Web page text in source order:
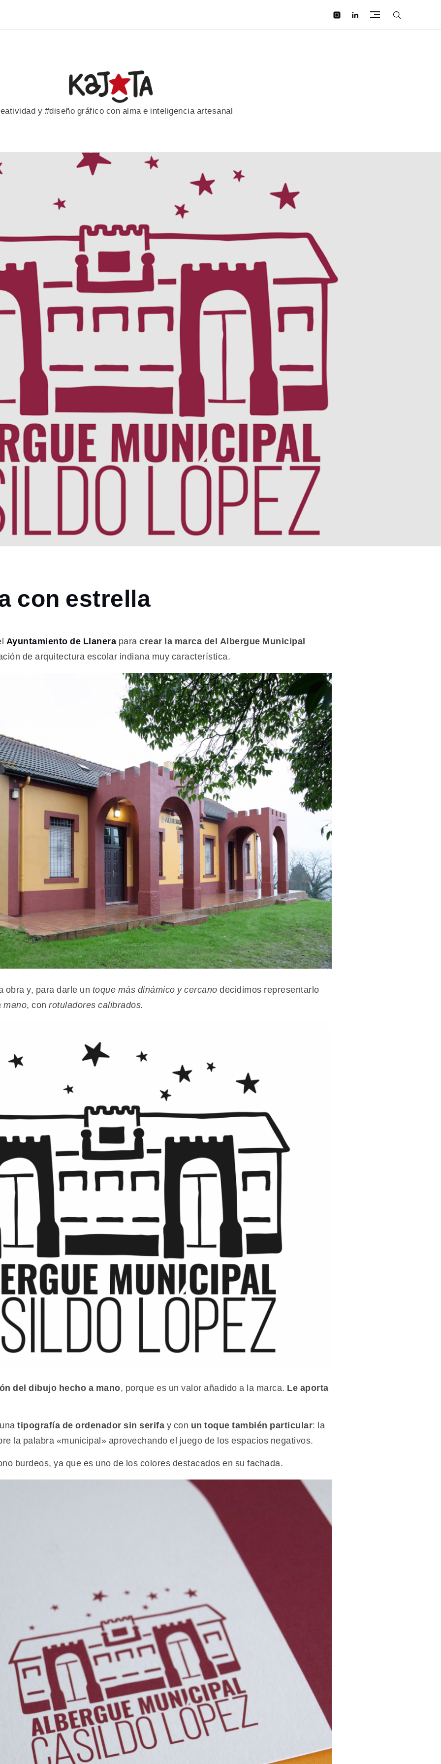
instagram
linkedin
y #diseño gráfico con alma e inteligencia artesanal
con estrella
Ayuntamiento de Llanera para crear la marca del Albergue Municipal
de arquitectura escolar indiana muy característica.
obra y, para darle un toque más dinámico y cercano decidimos representarlo
mano, con rotuladores calibrados.
del dibujo hecho a mano, porque es un valor añadido a la marca. Le aporta
tipografía de ordenador sin serifa y con un toque también particular: la
la palabra «municipal» aprovechando el juego de los espacios negativos.
burdeos, ya que es uno de los colores destacados en su fachada.